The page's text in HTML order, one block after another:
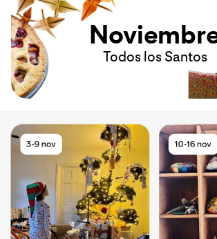
Todos los Santos